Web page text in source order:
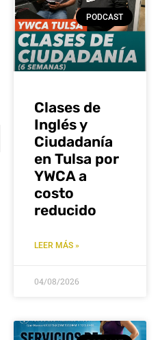
PODCAST
Clases de
Inglés y
Ciudadanía
en Tulsa por
YWCA a
costo
reducido
LEER MÁS »
04/08/2026